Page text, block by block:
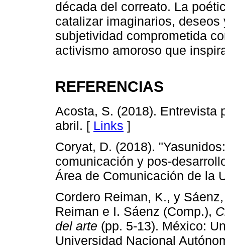
década del correato. La
catalizar imaginarios,
subjetividad comprometida
activismo amoroso que
REFERENCIAS
Acosta, S. (2018). Entrevista
abril. [ Links ]
Coryat, D. (2018).
comunicación y pos-
Área de Comunicación de la
Cordero Reiman, K., y
Reiman e I. Sáenz (Comp.),
del arte (pp. 5-13). México:
Universidad Nacional